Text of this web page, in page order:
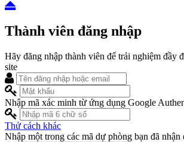
Thành viên đăng nhập
Hãy đăng nhập thành viên để trải nghiệm đầy
site
Nhập mã xác minh từ ứng dụng Google
Thử cách khác
Nhập một trong các mã dự phòng bạn đã nhận